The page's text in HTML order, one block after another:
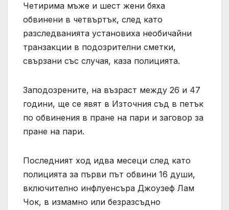
Четирима мъже и шест жени бяха
обвинени в четвъртък, след като
разследванията установиха необичайни
транзакции в подозрителни сметки,
свързани със случая, каза полицията.
Заподозрените, на възраст между 26 и 47
години, ще се явят в Източния съд в петък
по обвинения в пране на пари и заговор за
пране на пари.
Последният ход идва месеци след като
полицията за първи път обвини 16 души,
включително инфлуенсъра Джоузеф Лам
Чок, в измамно или безразсъдно